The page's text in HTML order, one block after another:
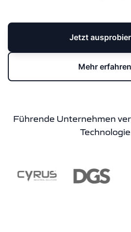
Jetzt
Mehr erfahren
Führende Unternehmen